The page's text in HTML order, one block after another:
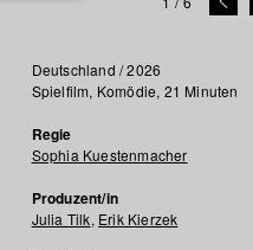
Deutschland / 2026
Spielfilm, Komödie, 21 Minuten
Regie
Sophia Kuestenmacher
Produzent/in
Julia Tilk, Erik Kierzek